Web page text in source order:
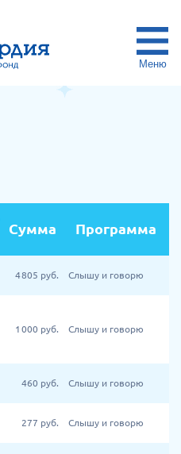
Меню
Сумма Программа
4 805 руб. Слышу и говорю
1 000 руб. Слышу и говорю
460 руб. Слышу и говорю
277 руб. Слышу и говорю